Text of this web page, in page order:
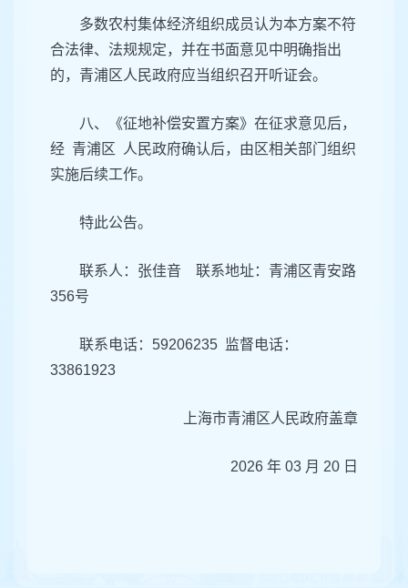
多数农村集体经济组织成员认为本方案不符
合法律、法规规定，并在书面意见中明确指出
的，青浦区人民政府应当组织召开听证会。
八、《征地补偿安置方案》在征求意见后，
经 青浦区 人民政府确认后，由区相关部门组织
实施后续工作。
特此公告。
联系人：张佳音 联系地址：青浦区青安路
356号
联系电话：59206235 监督电话：
33861923
上海市青浦区人民政府盖章
2026 年 03 月 20 日